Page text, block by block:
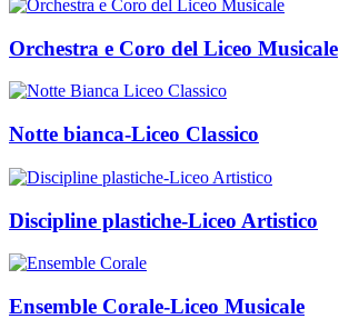
Orchestra e Coro del Liceo Musicale
Notte bianca-Liceo Classico
Discipline plastiche-Liceo Artistico
Ensemble Corale-Liceo Musicale